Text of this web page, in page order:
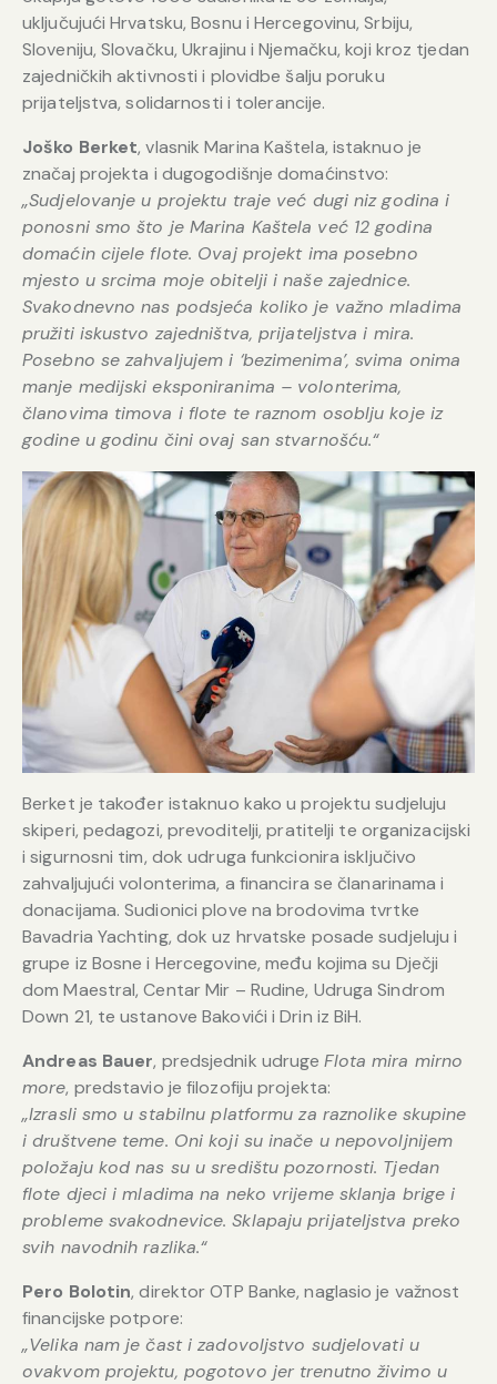
uključujući Hrvatsku, Bosnu i Hercegovinu, Srbiju,
Sloveniju, Slovačku, Ukrajinu i Njemačku, koji kroz tjedan
zajedničkih aktivnosti i plovidbe šalju poruku
prijateljstva, solidarnosti i tolerancije.
Joško Berket, vlasnik Marina Kaštela, istaknuo je
značaj projekta i dugogodišnje domaćinstvo:
„Sudjelovanje u projektu traje već dugi niz godina i
ponosni smo što je Marina Kaštela već 12 godina
domaćin cijele flote. Ovaj projekt ima posebno
mjesto u srcima moje obitelji i naše zajednice.
Svakodnevno nas podsjeća koliko je važno mladima
pružiti iskustvo zajedništva, prijateljstva i mira.
Posebno se zahvaljujem i ‘bezimenima’, svima onima
manje medijski eksponiranima – volonterima,
članovima timova i flote te raznom osoblju koje iz
godine u godinu čini ovaj san stvarnošću.“
Berket je također istaknuo kako u projektu sudjeluju
skiperi, pedagozi, prevoditelji, pratitelji te organizacijski
i sigurnosni tim, dok udruga funkcionira isključivo
zahvaljujući volonterima, a financira se članarinama i
donacijama. Sudionici plove na brodovima tvrtke
Bavadria Yachting, dok uz hrvatske posade sudjeluju i
grupe iz Bosne i Hercegovine, među kojima su Dječji
dom Maestral, Centar Mir – Rudine, Udruga Sindrom
Down 21, te ustanove Bakovići i Drin iz BiH.
Andreas Bauer, predsjednik udrugeFlota mira mirno
more, predstavio je filozofiju projekta:
„Izrasli smo u stabilnu platformu za raznolike skupine
i društvene teme. Oni koji su inače u nepovoljnijem
položaju kod nas su u središtu pozornosti. Tjedan
flote djeci i mladima na neko vrijeme sklanja brige i
probleme svakodnevice. Sklapaju prijateljstva preko
svih navodnih razlika.“
Pero Bolotin, direktor OTP Banke, naglasio je važnost
financijske potpore:
„Velika nam je čast i zadovoljstvo sudjelovati u
ovakvom projektu, pogotovo jer trenutno živimo u